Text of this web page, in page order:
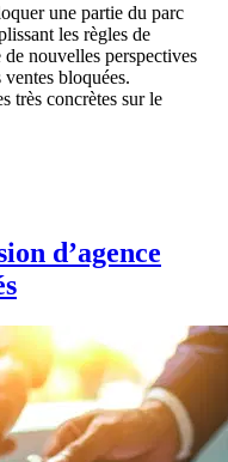
une partie du parc
les règles de
nouvelles perspectives
bloquées.
très concrètes sur le
d’agence